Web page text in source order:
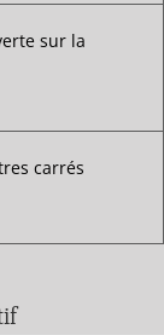
sur la
carrés